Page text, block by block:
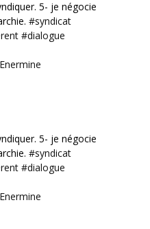
5- je négocie
#syndicat
#dialogue
5- je négocie
#syndicat
#dialogue